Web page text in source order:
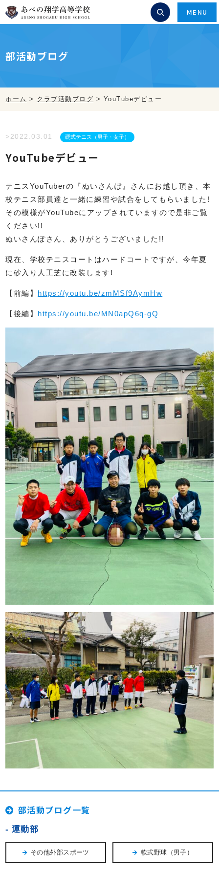
MENU
部活動ブログ
ホーム > クラブ活動ブログ > YouTubeデビュー
>2022.03.01 硬式テニス（男子・女子）
YouTubeデビュー
テニスYouTuberの『ぬいさんぽ』さんにお越し頂き、本
校テニス部員達と一緒に練習や試合をしてもらいました!
その模様がYouTubeにアップされていますので是非ご覧
ください!!
ぬいさんぽさん、ありがとうございました!!
現在、学校テニスコートはハードコートですが、今年夏
に砂入り人工芝に改装します!
【前編】 https://youtu.be/zmMSf9AymHw
【後編】 https://youtu.be/MN0apQ6q-gQ
部活動ブログ一覧
運動部
その他外部スポーツ 軟式野球（男子）